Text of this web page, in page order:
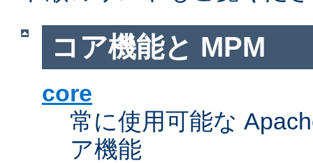
コア機能と MPM
core
常に使用可能な
ア機能